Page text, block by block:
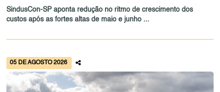
SindusCon-SP aponta redução no ritmo de crescimento dos
custos após as fortes altas de maio e junho ...
05 DE AGOSTO 2026